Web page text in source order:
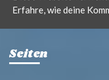
Erfahre, wie deine
Seiten